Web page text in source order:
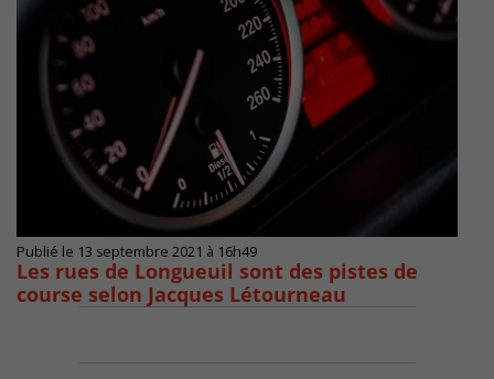
Publié le 13 septembre 2021 à 16h49
Les rues de Longueuil sont des pistes de
course selon Jacques Létourneau